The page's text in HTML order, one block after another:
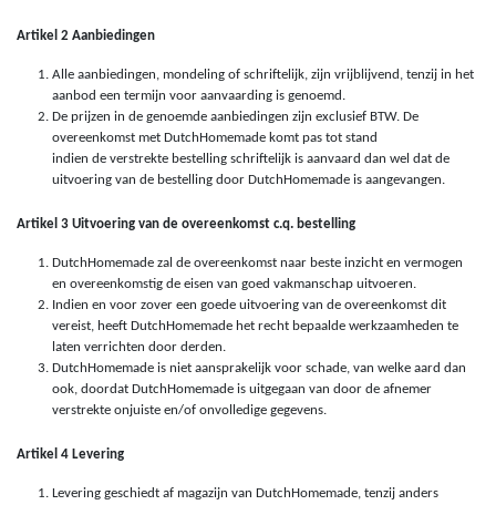
Artikel 2 Aanbiedingen
Alle aanbiedingen, mondeling of schriftelijk, zijn vrijblijvend, tenzij in het
aanbod een termijn voor aanvaarding is genoemd.
De prijzen in de genoemde aanbiedingen zijn exclusief BTW. De
overeenkomst met DutchHomemade komt pas tot stand
indien de verstrekte bestelling schriftelijk is aanvaard dan wel dat de
uitvoering van de bestelling door DutchHomemade is aangevangen.
Artikel 3 Uitvoering van de overeenkomst c.q. bestelling
DutchHomemade zal de overeenkomst naar beste inzicht en vermogen
en overeenkomstig de eisen van goed vakmanschap uitvoeren.
Indien en voor zover een goede uitvoering van de overeenkomst dit
vereist, heeft DutchHomemade het recht bepaalde werkzaamheden te
laten verrichten door derden.
DutchHomemade is niet aansprakelijk voor schade, van welke aard dan
ook, doordat DutchHomemade is uitgegaan van door de afnemer
verstrekte onjuiste en/of onvolledige gegevens.
Artikel 4 Levering
Levering geschiedt af magazijn van DutchHomemade, tenzij anders